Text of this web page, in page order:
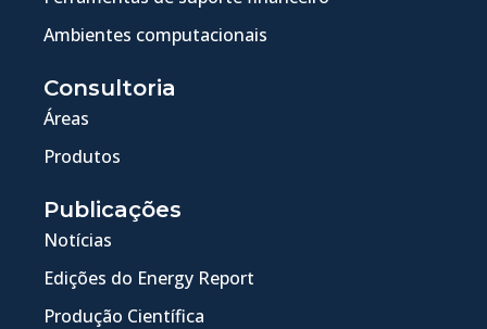
Ambientes computacionais
Consultoria
Áreas
Produtos
Publicações
Notícias
Edições do Energy Report
Produção Científica